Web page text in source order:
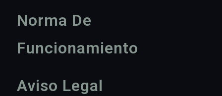
Norma De
Funcionamiento
Aviso Legal